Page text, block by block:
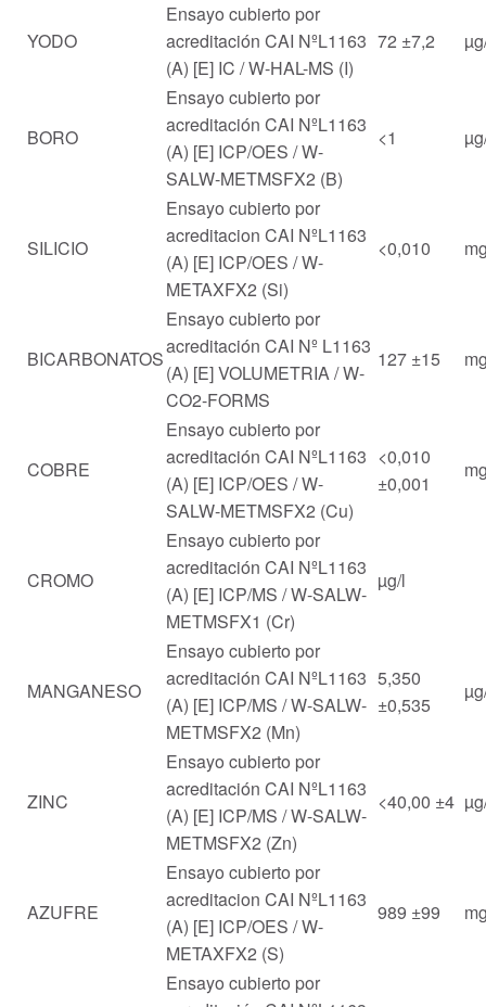
YODO
Ensayo cubierto por
acreditación CAI NºL1163
(A) [E] IC / W-HAL-MS (I)
72 ±7,2
BORO
Ensayo cubierto por
acreditación CAI NºL1163
(A) [E] ICP/OES / W-
SALW-METMSFX2 (B)
<1
SILICIO
Ensayo cubierto por
acreditacion CAI NºL1163
(A) [E] ICP/OES / W-
METAXFX2 (Si)
<0,010
BICARBONATOS
Ensayo cubierto por
acreditación CAI Nº L1163
(A) [E] VOLUMETRIA / W-
CO2-FORMS
127 ±15
COBRE
Ensayo cubierto por
acreditación CAI NºL1163
(A) [E] ICP/OES / W-
SALW-METMSFX2 (Cu)
<0,010
±0,001
CROMO
Ensayo cubierto por
acreditación CAI NºL1163
(A) [E] ICP/MS / W-SALW-
METMSFX1 (Cr)
µg/l
MANGANESO
Ensayo cubierto por
acreditación CAI NºL1163
(A) [E] ICP/MS / W-SALW-
METMSFX2 (Mn)
5,350
±0,535
ZINC
Ensayo cubierto por
acreditación CAI NºL1163
(A) [E] ICP/MS / W-SALW-
METMSFX2 (Zn)
<40,00 ±4
AZUFRE
Ensayo cubierto por
acreditacion CAI NºL1163
(A) [E] ICP/OES / W-
METAXFX2 (S)
989 ±99
Ensayo cubierto por